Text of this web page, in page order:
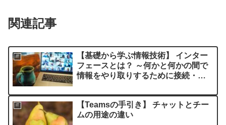
関連記事
IT
【基礎から学ぶ情報技術】 インター
フェースとは？ ～何かと何かの間で
情報をやり取りするために接続・仲
IT
【Teamsの手引き】 チャットとチー
ムの用途の違い